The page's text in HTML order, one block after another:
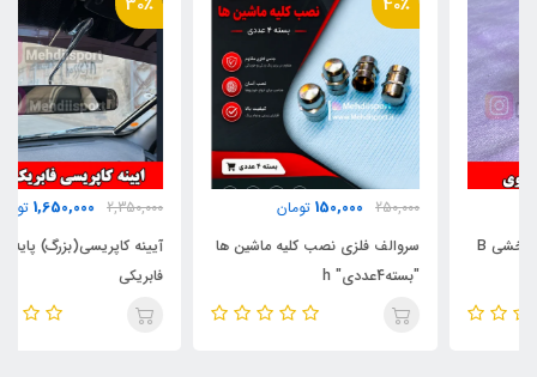
150,000 تومان
سروالف فلزی نصب کلیه ماشین ها
1,650,000 تومان
آیینه کاپریسی(بزرگ) پایه بلند